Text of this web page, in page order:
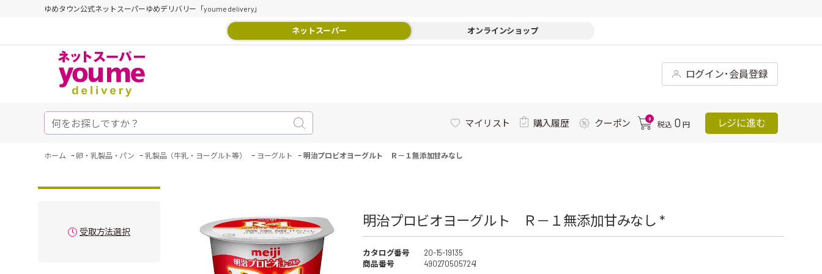
ゆめタウン公式ネットスーパーゆめデリバリー「youme delivery」
ネットスーパー オンラインショップ
ログイン･会員登録
マイリスト 購入履歴 クーポン 0
税込 0 円 レジに進む
ホーム -卵・乳製品・パン - 乳製品（牛乳・ヨーグルト等） - ヨーグルト - 明治プロビオヨーグルト Ｒ－１無添加甘みなし
受取方法選択
明治プロビオヨーグルト Ｒ－１無添加甘みなし *
カタログ番号
20-15-19135
商品番号
4902705057241